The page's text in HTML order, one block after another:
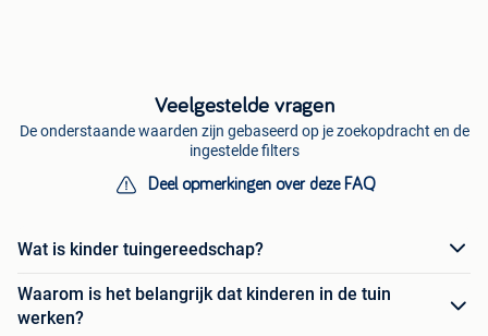
Veelgestelde vragen
De onderstaande waarden zijn gebaseerd op je zoekopdracht en de
ingestelde filters
Deel opmerkingen over deze FAQ
Wat is kinder tuingereedschap?
Waarom is het belangrijk dat kinderen in de tuin
werken?